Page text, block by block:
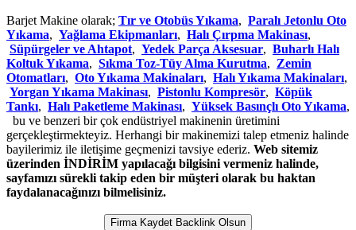
Barjet Makine olarak; Tır ve Otobüs Yıkama, Paralı Jetonlu Oto
Yıkama, Yağlama Ekipmanları, Halı Çırpma Makinası,
Süpürgeler ve Ahtapot, Yedek Parça Aksesuar, Buharlı Halı
Koltuk Yıkama, Sıkma Toz-Tüy Alma Kurutma, Zemin
Otomatları, Oto Yıkama Makinaları, Halı Yıkama Makinaları,
Yorgan Yıkama Makinası, Pistonlu Kompresör, Köpük
Tankı, Halı Paketleme Makinası, Yüksek Basınçlı Oto Yıkama,
bu ve benzeri bir çok endüstriyel makinenin üretimini
gerçekleştirmekteyiz. Herhangi bir makinemizi talep etmeniz halinde
bayilerimiz ile iletişime geçmenizi tavsiye ederiz. Web sitemiz
üzerinden İNDİRİM yapılacağı bilgisini vermeniz halinde,
sayfamızı sürekli takip eden bir müşteri olarak bu haktan
faydalanacağınızı bilmelisiniz.
Firma Kaydet Backlink Olsun